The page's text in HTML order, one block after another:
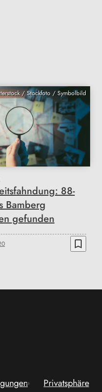
/ Stockfoto / Symbolbild
88-
Bamberg
gefunden
bookmark_border
Privatsphäre